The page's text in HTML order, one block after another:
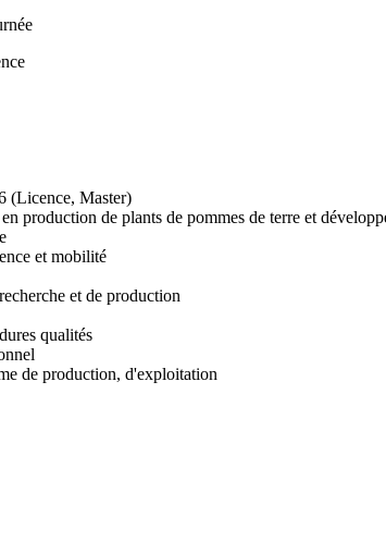
(Licence, Master)
production de plants de pommes de terre et
et mobilité
et de production
qualités
de production, d'exploitation